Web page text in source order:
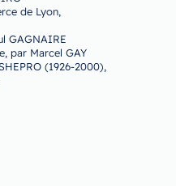
de Lyon,
GAGNAIRE
par Marcel GAY
(1926-2000),